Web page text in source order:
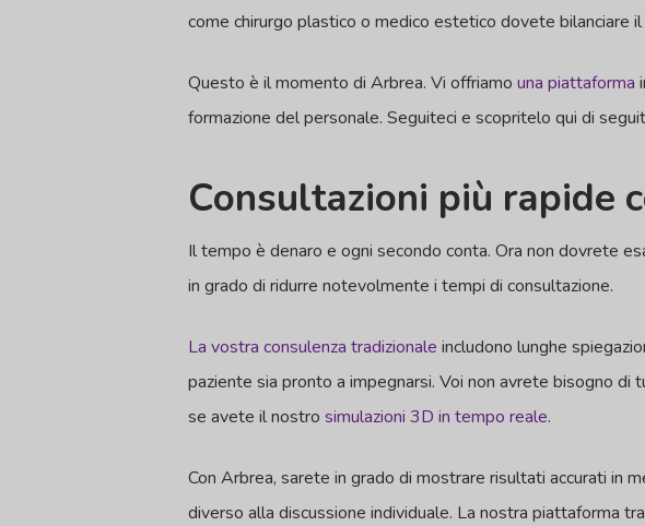
come chirurgo plastico o medico estetico dovete
Questo è il momento di Arbrea. Vi offriamouna piattaforma
formazione del personale. Seguiteci e scopritelo qui di
Consultazioni più rapide
Il tempo è denaro e ogni secondo conta. Ora non dovrete
in grado di ridurre notevolmente i tempi di consultazione.
La vostra consulenza tradizionale includono lunghe
paziente sia pronto a impegnarsi. Voi non avrete bisogno
se avete il nostrosimulazioni 3D in tempo reale.
Con Arbrea, sarete in grado di mostrare risultati accurati in
diverso alla discussione individuale. La nostra piattaforma